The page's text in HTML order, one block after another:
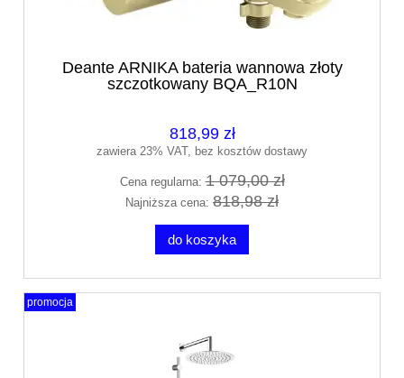
Deante ARNIKA bateria wannowa złoty
szczotkowany BQA_R10N
818,99 zł
zawiera 23% VAT, bez kosztów dostawy
Cena regularna:1 079,00 zł
Najniższa cena: 818,98 zł
do koszyka
promocja